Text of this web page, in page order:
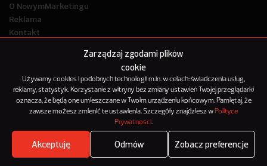
Zarządzaj zgodami plików
cookie
Używamy cookies i podobnych technologii m.in. w celach: świadczenia usług,
reklamy, statystyk. Korzystanie z witryny bez zmiany ustawień Twojej przeglądarki
oznacza, że będą one umieszczane w Twoim urządzeniu końcowym. Pamiętaj, że
zawsze możesz zmienić te ustawienia. Szczegóły znajdziesz w Polityce
Prywatności.
Akceptuję Odmów Zobacz preferencje
Where's the beef?
O NowymMarketingu
Reklama
Kontakt
© 2012-2025
NowyMarketing jest marką 143Media Sp. z o.o.